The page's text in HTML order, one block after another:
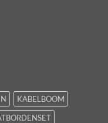
KABELBOOM